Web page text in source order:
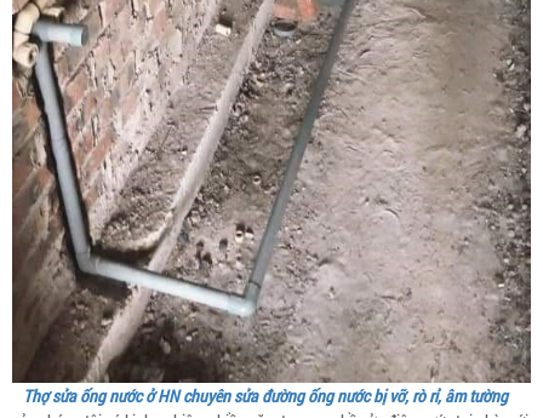
Thợ sửa ống nước ở HN chuyên sửa đường ống nước bị vỡ, rò rỉ, âm tường